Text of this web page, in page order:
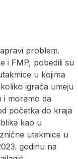
problem.
i FMP, pobedili su
u kojima
igrača umeju
i moramo da
početka do kraja
kao u
utakmice u
godinu na